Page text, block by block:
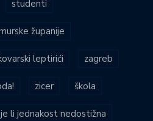
studenti
županije
leptirići zagreb
zicer škola
li jednakost nedostižna